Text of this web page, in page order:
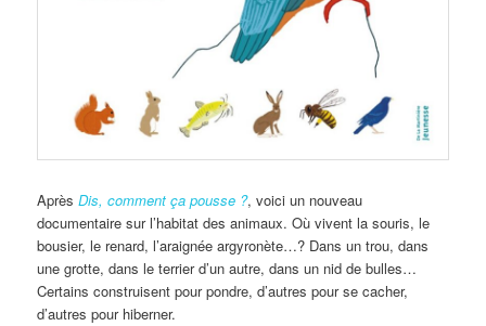
AprèsDis, comment ça pousse ?, voici un nouveau
documentaire sur l’habitat des animaux. Où vivent la souris, le
bousier, le renard, l’araignée argyronète…? Dans un trou, dans
une grotte, dans le terrier d’un autre, dans un nid de bulles…
Certains construisent pour pondre, d’autres pour se cacher,
d’autres pour hiberner.